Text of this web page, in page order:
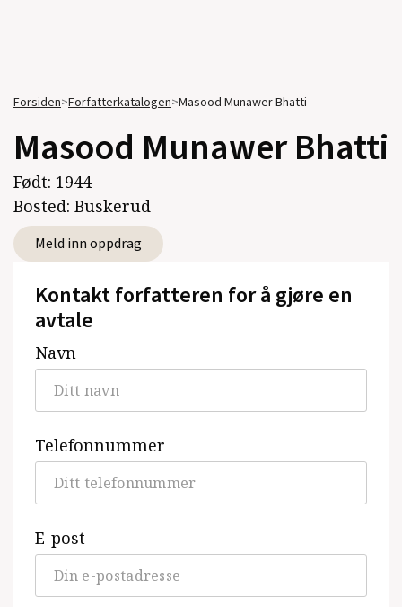
Forsiden>Forfatterkatalogen>Masood Munawer Bhatti
Masood Munawer Bhatti
Født: 1944
Bosted: Buskerud
Meld inn oppdrag
Kontakt forfatteren for å gjøre en
avtale
Navn
Telefonnummer
E-post